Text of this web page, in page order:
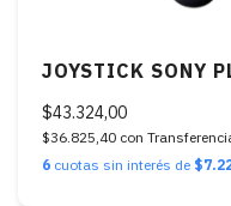
JOYSTICK SONY
$43.324,00
$36.825,40 con
6 cuotas sin interés de